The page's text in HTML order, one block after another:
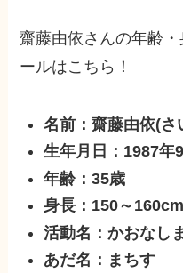
齋藤由依さんの年齢
ールはこちら！
名前：齋藤由依(さ
生年月日：1987年
年齢：35歳
身長：150～
活動名：かおなし
あだ名：まちす